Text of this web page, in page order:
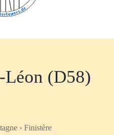
Léon (D58)
› Finistère